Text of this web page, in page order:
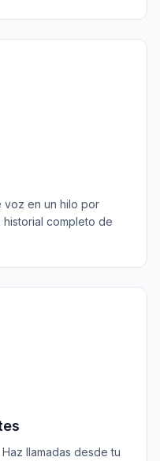
voz en un hilo por
completo de
llamadas desde tu